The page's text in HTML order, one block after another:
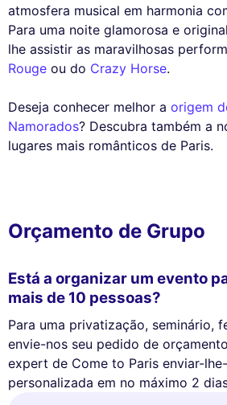
atmosfera musical em harmonia
Para uma noite glamorosa e
lhe assistir as maravilhosas
Rouge ou do Crazy Horse.
Deseja conhecer melhor a origem
Namorados? Descubra também a
lugares mais românticos de Paris.
Orçamento de Grupo
Está a organizar um evento
mais de 10 pessoas?
Para uma privatização, seminário,
envie-nos seu pedido de
expert de Come to Paris enviar-
personalizada em no máximo 2